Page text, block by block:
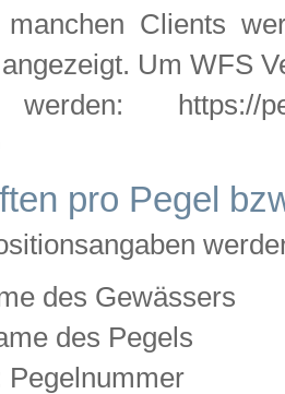
manchen Clients
Um WFS
https://
pro Pegel
des Gewässers
des Pegels
Pegelnummer